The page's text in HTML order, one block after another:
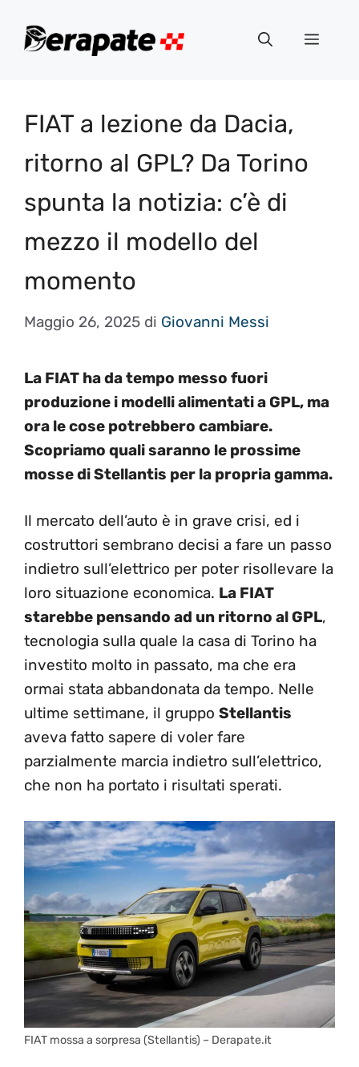
Menu
FIAT a lezione da Dacia,
ritorno al GPL? Da Torino
spunta la notizia: c’è di
mezzo il modello del
momento
Maggio 26, 2025 di Giovanni Messi
La FIAT ha da tempo messo fuori
produzione i modelli alimentati a GPL, ma
ora le cose potrebbero cambiare.
Scopriamo quali saranno le prossime
mosse di Stellantis per la propria gamma.
Il mercato dell’auto è in grave crisi, ed i
costruttori sembrano decisi a fare un passo
indietro sull’elettrico per poter risollevare la
loro situazione economica. La FIAT
starebbe pensando ad un ritorno al GPL,
tecnologia sulla quale la casa di Torino ha
investito molto in passato, ma che era
ormai stata abbandonata da tempo. Nelle
ultime settimane, il gruppo Stellantis
aveva fatto sapere di voler fare
parzialmente marcia indietro sull’elettrico,
che non ha portato i risultati sperati.
FIAT mossa a sorpresa (Stellantis) – Derapate.it